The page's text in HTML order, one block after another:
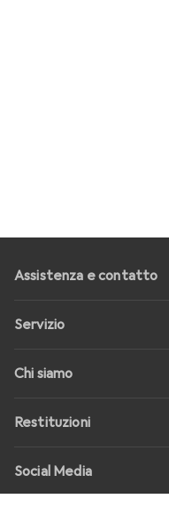
Assistenza e contatto
Servizio
Chi siamo
Restituzioni
Social Media